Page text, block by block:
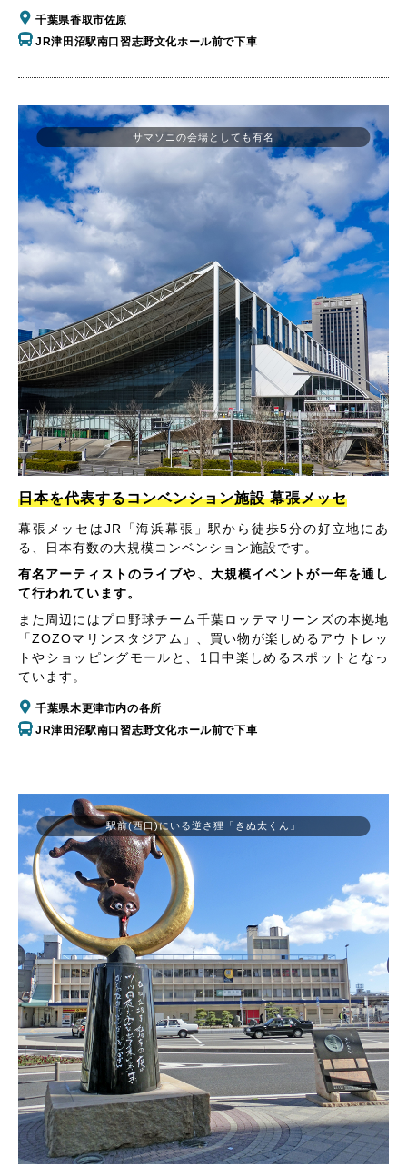
千葉県香取市佐原
JR津田沼駅南口習志野文化ホール前で下車
日本を代表するコンベンション施設 幕張メッセ
幕張メッセはJR「海浜幕張」駅から徒歩5分の好立地にあ
る、日本有数の大規模コンベンション施設です。
有名アーティストのライブや、大規模イベントが一年を通し
て行われています。
また周辺にはプロ野球チーム千葉ロッテマリーンズの本拠地
「ZOZOマリンスタジアム」、買い物が楽しめるアウトレッ
トやショッピングモールと、1日中楽しめるスポットとなっ
ています。
千葉県木更津市内の各所
JR津田沼駅南口習志野文化ホール前で下車
サマソニの会場としても有名
駅前(西口)にいる逆さ狸「きぬ太くん」